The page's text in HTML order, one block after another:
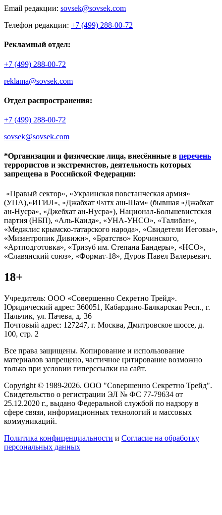
Email редакции: sovsek@sovsek.com
Телефон редакции: +7 (499) 288-00-72
Рекламный отдел:
+7 (499) 288-00-72
reklama@sovsek.com
Отдел распространения:
+7 (499) 288-00-72
sovsek@sovsek.com
*Организации и физические лица, внесённные в перечень
террористов и экстремистов, деятельность которых
запрещена в Российской Федерации:
«Правый сектор», «Украинская повстанческая армия»
(УПА),«ИГИЛ», «Джабхат Фатх аш-Шам» (бывшая «Джабхат
ан-Нусра», «Джебхат ан-Нусра»), Национал-Большевистская
партия (НБП), «Аль-Каида», «УНА-УНСО», «Талибан»,
«Меджлис крымско-татарского народа», «Свидетели Иеговы»,
«Мизантропик Дивижн», «Братство» Корчинского,
«Артподготовка», «Тризуб им. Степана Бандеры», «НСО»,
«Славянский союз», «Формат-18», Дуров Павел Валерьевич.
18+
Учредитель: ООО «Совершенно Секретно Трейд».
Юридический адрес: 360051, Кабардино-Балкарская Респ., г.
Нальчик, ул. Пачева, д. 36
Почтовый адрес: 127247, г. Москва, Дмитровское шоссе, д.
100, стр. 2
Все права защищены. Копирование и использование
материалов запрещено, частичное цитирование возможно
только при условии гиперссылки на сайт.
Copyright © 1989-2026. ООО "Совершенно Секретно Трейд".
Свидетельство о регистрации ЭЛ № ФС 77-79634 от
25.12.2020 г., выдано Федеральной службой по надзору в
сфере связи, информационных технологий и массовых
коммуникаций.
Политика конфиценциальности и Согласие на обработку
персональных данных